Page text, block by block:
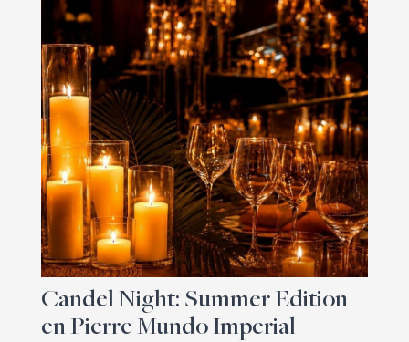
Candel Night: Summer Edition
en Pierre Mundo Imperial